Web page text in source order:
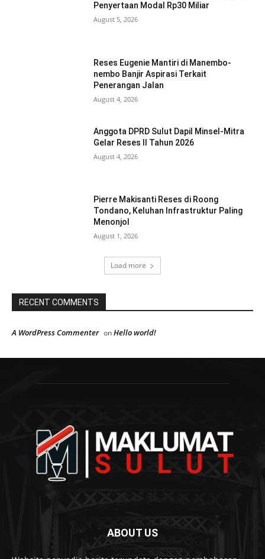
Penyertaan Modal Rp30 Miliar
August 5, 2026
Reses Eugenie Mantiri di Manembo-
nembo Banjir Aspirasi Terkait
Penerangan Jalan
August 4, 2026
Anggota DPRD Sulut Dapil Minsel-Mitra
Gelar Reses II Tahun 2026
August 4, 2026
Pierre Makisanti Reses di Roong
Tondano, Keluhan Infrastruktur Paling
Menonjol
August 1, 2026
Load more
RECENT COMMENTS
A WordPress Commenter onHello world!
ABOUT US